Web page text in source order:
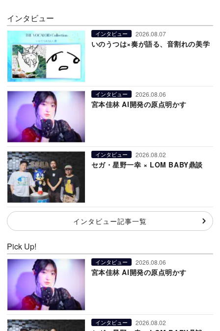
インタビュー
インタビュー 2026.08.07
いのうつは×奏が語る、音割れの美学
インタビュー 2026.08.06
宮本佳林 AI開発の原点明かす
インタビュー 2026.08.02
セガ・星野一幸 × LOM BABY鼎談
インタビュー記事一覧
Pick Up!
インタビュー 2026.08.06
宮本佳林 AI開発の原点明かす
インタビュー 2026.08.02